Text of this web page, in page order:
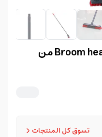
مكنسة يدوية Broom head+handle من
تسوق كل المنتجات